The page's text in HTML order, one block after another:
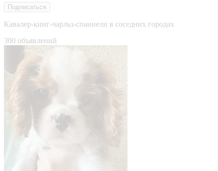
Подписаться
Кавалер-кинг-чарльз-спаниели в соседних городах
300 объявлений